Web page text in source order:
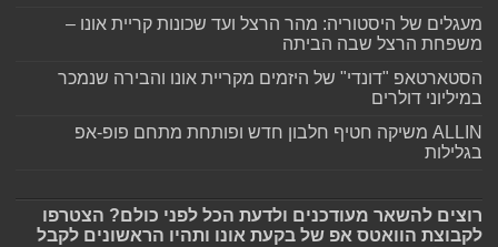
מעגלים של היסטוריה: מהר הרצל ועד שכונות קריית אונו –
משפחת הרצל שבה הביתה
הסטארטאפ "דונדי" של היזמים מקריית אונו והבירה שנמכר
במיליוני דולרים
ALLIN משיקה חטיף חלבון חדש ופותחת מתחם פופ-אפ
בגלילות
רוצים להשאר מעודכנים ולדעת הכל לפני כולם? הצטרפו
לקבוצת הוואטס אפ של בקעת אונו ותהיו הראשונים לקבל